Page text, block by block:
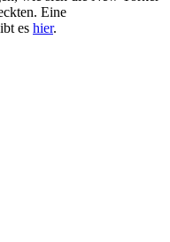
Eine
es hier.